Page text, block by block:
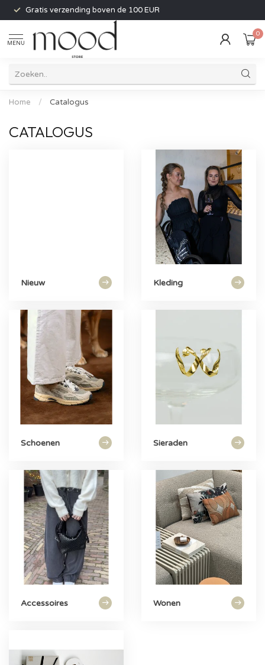
Gratis verzending boven de 100 EUR
MENU
0
Home / Catalogus
CATALOGUS
Nieuw Kleding
Schoenen Sieraden
Accessoires Wonen